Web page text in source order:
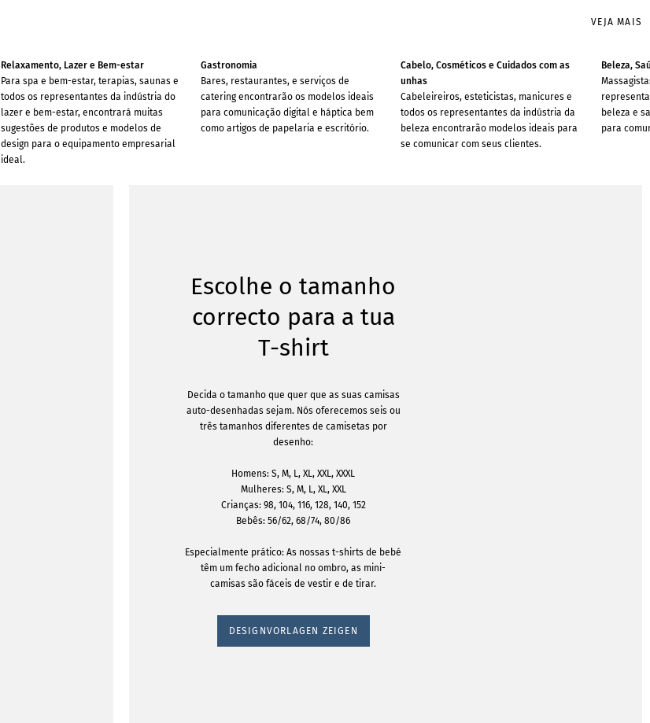
VEJA MAIS
Relaxamento, Lazer e Bem-estar
Para spa e bem-estar, terapias, saunas e
todos os representantes da indústria do
lazer e bem-estar, encontrará muitas
sugestões de produtos e modelos de
design para o equipamento empresarial
ideal.
Gastronomia
Bares, restaurantes, e serviços de
catering encontrarão os modelos ideais
para comunicação digital e háptica bem
como artigos de papelaria e escritório.
Cabelo, Cosméticos e Cuidados com as
unhas
Cabeleireiros, esteticistas, manicures e
todos os representantes da indústria da
beleza encontrarão modelos ideais para
se comunicar com seus clientes.
Beleza,
beleza e
para
Escolhe o tamanho
correcto para a tua
T-shirt
Decida o tamanho que quer que as suas camisas
auto-desenhadas sejam. Nós oferecemos seis ou
três tamanhos diferentes de camisetas por
desenho:
Homens: S, M, L, XL, XXL, XXXL
Mulheres: S, M, L, XL, XXL
Crianças: 98, 104, 116, 128, 140, 152
Bebês: 56/62, 68/74, 80/86
Especialmente prático: As nossas t-shirts de bebé
têm um fecho adicional no ombro, as mini-
camisas são fáceis de vestir e de tirar.
DESIGNVORLAGEN ZEIGEN